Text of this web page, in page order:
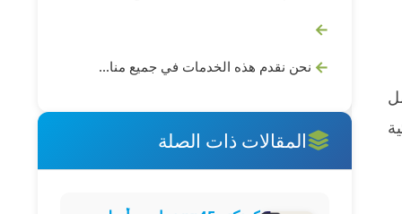
نحن نقدم هذه الخدمات في جميع مناطق المنطقة الشرقية السعودية، بما في ذلك الدمام، الأحساء، حفر الباطن، الجبيل، القطيف، الخبر، الخفجي، رأس تنورة، النعيرية، قرية العليا، والعديد من المناطق الأخرى في المنطقة الشرقية. تواصل معنا للحصول على الخدمة في أي منطقة تحتاجها
المقالات ذات الصلة